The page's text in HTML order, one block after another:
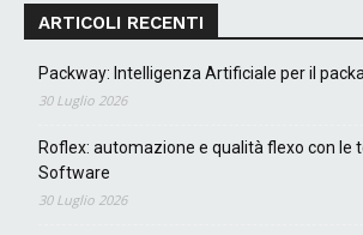
ARTICOLI RECENTI
Packway: Intelligenza Artificiale per il
30 Luglio 2026
Roflex: automazione e qualità flexo con le
Software
30 Luglio 2026